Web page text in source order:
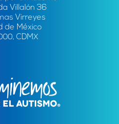
Villalón 36
Virreyes
de México
CDMX